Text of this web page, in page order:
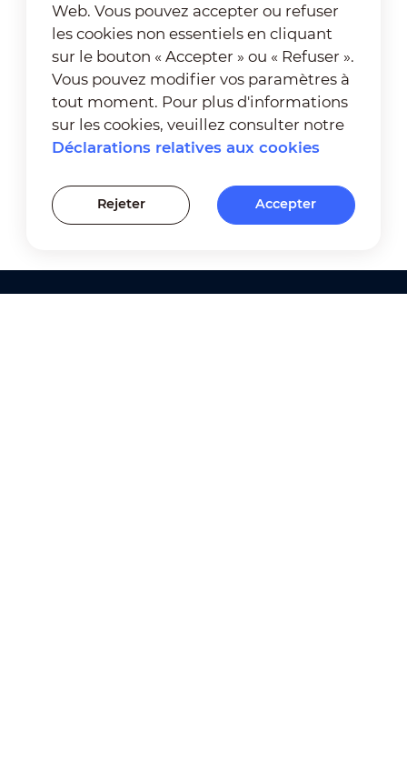
Web. Vous pouvez accepter ou refuser
les cookies non essentiels en cliquant
sur le bouton « Accepter » ou « Refuser ».
Vous pouvez modifier vos paramètres à
tout moment. Pour plus d'informations
sur les cookies, veuillez consulter notre
Déclarations relatives aux cookies
Rejeter Accepter